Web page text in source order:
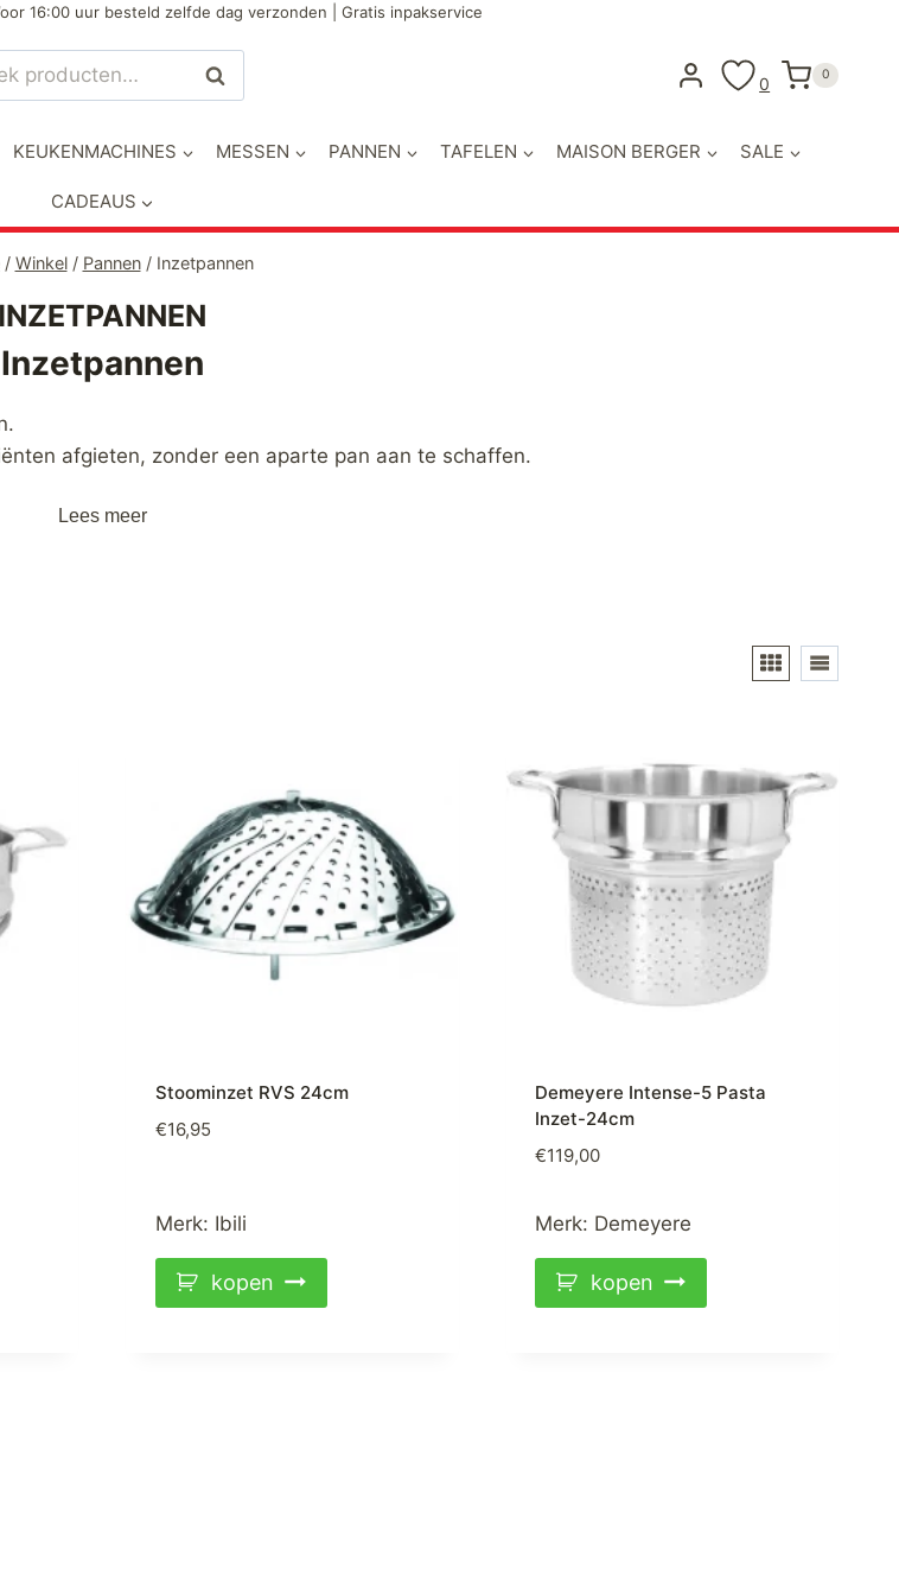
16:00 uur besteld zelfde dag verzonden | Gratis inpakservice
Zoeken 0 0
KEUKENMACHINES MESSEN PANNEN TAFELEN MAISON BERGER SALE
CADEAUS
/ Winkel / Pannen / Inzetpannen
INZETPANNEN
Inzetpannen
afgieten, zonder een aparte pan aan te schaffen.
Lees meer
Stoominzet RVS 24cm
€16,95
Merk: Ibili
kopen
Demeyere Intense-5 Pasta
Inzet-24cm
€119,00
Merk: Demeyere
kopen